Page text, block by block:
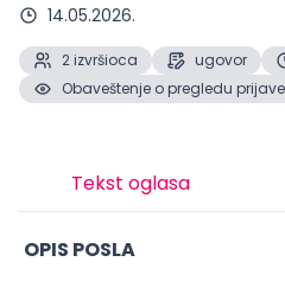
14.05.2026.
2 izvršioca ugovor
Obaveštenje o pregledu prijave
Tekst oglasa
OPIS POSLA